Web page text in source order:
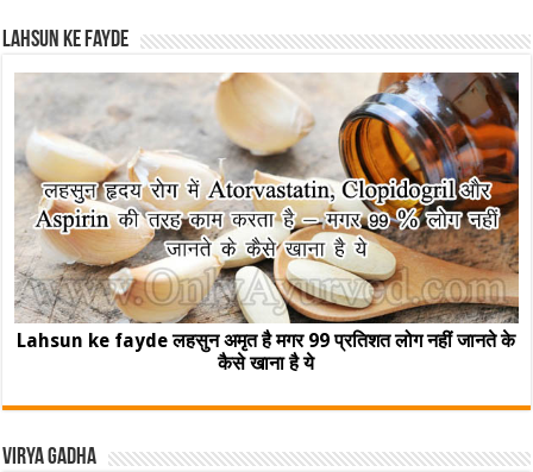
Lahsun ke fayde
Lahsun ke fayde लहसुन अमृत है मगर 99 प्रतिशत लोग नहीं जानते के
कैसे खाना है ये
Virya Gadha